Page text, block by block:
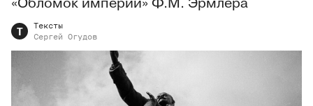
Т
Тексты
Сергей
Огудов